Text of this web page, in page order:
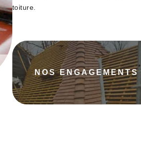
toiture.
NOS ENGAGEMENTS